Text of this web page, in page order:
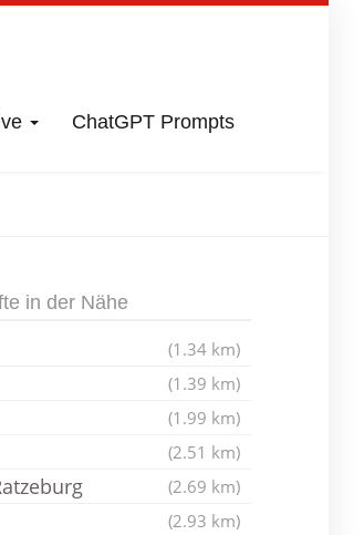
ChatGPT Prompts
in der Nähe
(1.34 km)
(1.39 km)
(1.99 km)
(2.51 km)
(2.69 km)
(2.93 km)